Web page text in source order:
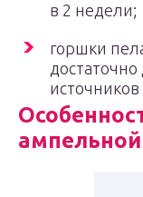
в 2 недели;
горшки
достаточно
источников